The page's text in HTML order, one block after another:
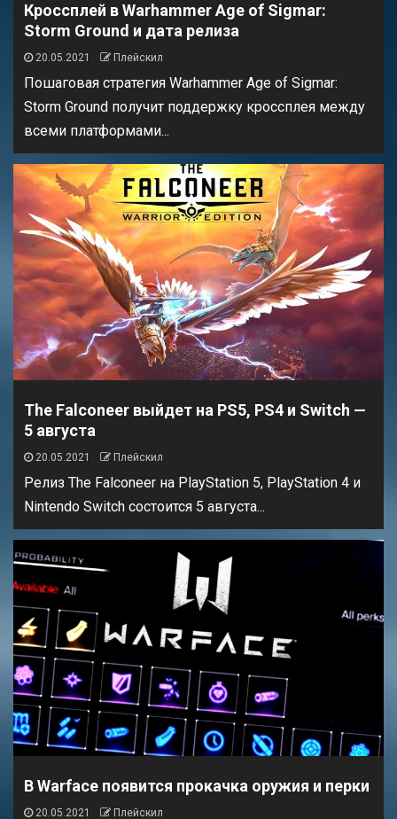
Кроссплей в Warhammer Age of Sigmar:
Storm Ground и дата релиза
20.05.2021 Плейскил
Пошаговая стратегия Warhammer Age of Sigmar:
Storm Ground получит поддержку кроссплея между
всеми платформами...
The Falconeer выйдет на PS5, PS4 и Switch —
5 августа
20.05.2021 Плейскил
Релиз The Falconeer на PlayStation 5, PlayStation 4 и
Nintendo Switch состоится 5 августа...
В Warface появится прокачка оружия и перки
20.05.2021 Плейскил